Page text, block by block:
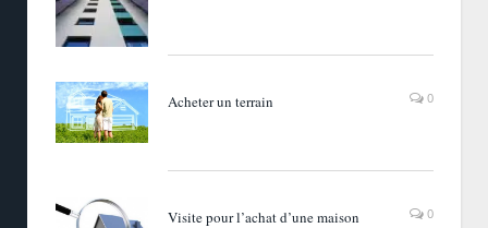
0
Acheter un terrain
0
Visite pour l’achat d’une maison